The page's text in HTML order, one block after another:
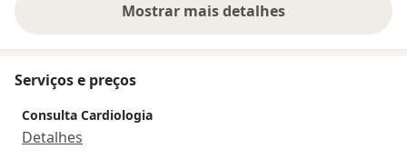
Mostrar mais detalhes
sobre a experiência
Serviços e preços
Consulta Cardiologia
Detalhes